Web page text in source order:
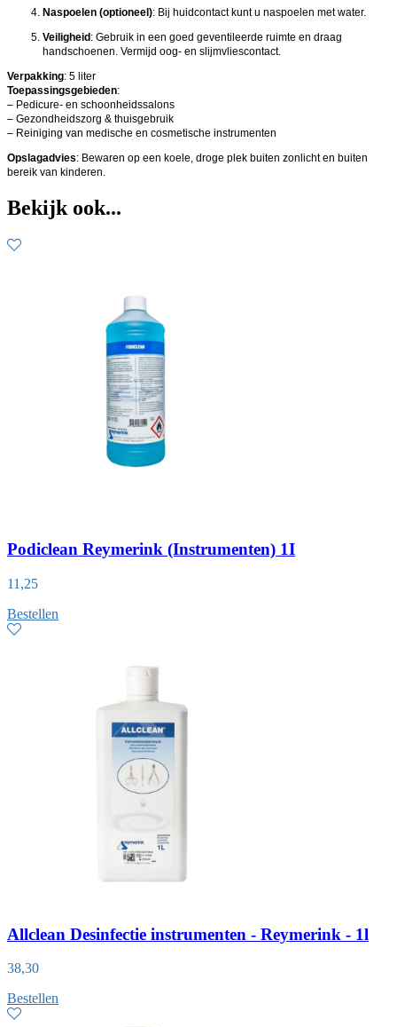
Naspoelen (optioneel): Bij huidcontact kunt u naspoelen met water.
Veiligheid: Gebruik in een goed geventileerde ruimte en draag
handschoenen. Vermijd oog- en slijmvliescontact.
Verpakking: 5 liter
Toepassingsgebieden:
– Pedicure- en schoonheidssalons
– Gezondheidszorg & thuisgebruik
– Reiniging van medische en cosmetische instrumenten
Opslagadvies: Bewaren op een koele, droge plek buiten zonlicht en buiten
bereik van kinderen.
Bekijk ook...
Podiclean Reymerink (Instrumenten) 1I
11,25
Bestellen
Allclean Desinfectie instrumenten - Reymerink - 1l
38,30
Bestellen